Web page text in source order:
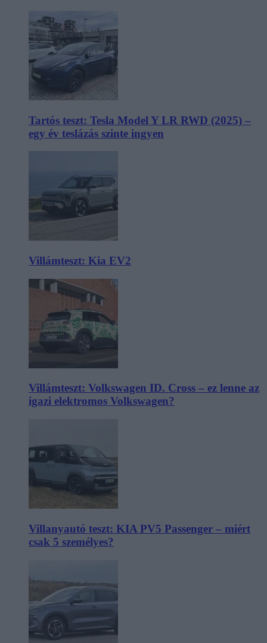
Tartós teszt: Tesla Model Y LR RWD (2025) –
egy év teslázás szinte ingyen
Villámteszt: Kia EV2
Villámteszt: Volkswagen ID. Cross – ez lenne az
igazi elektromos Volkswagen?
Villanyautó teszt: KIA PV5 Passenger – miért
csak 5 személyes?